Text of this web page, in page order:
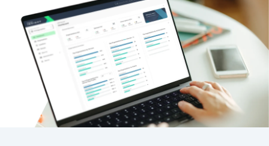
Erweiterte L2+/L3-Lite-Funktionen für
Kontrolle
Perfekt für Aggregation oder
Netzwerkzentrum
Kosteneffizientes Upgrade auf 10-
Gigabit-Geschwindigkeiten
Entwickelt für anspruchsvolle
Firmennetze